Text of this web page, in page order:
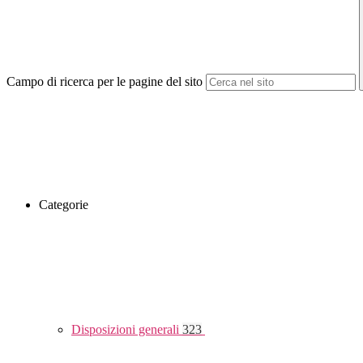
Campo di ricerca per le pagine del sito
Categorie
Disposizioni generali 323